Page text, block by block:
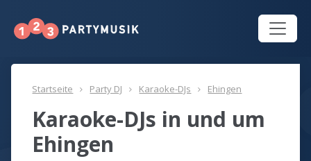
Startseite Party DJ Karaoke-DJs Ehingen
Karaoke-DJs in und um
Ehingen